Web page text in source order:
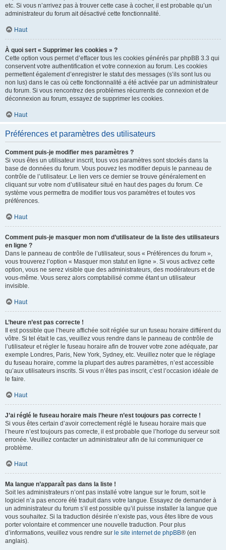
etc. Si vous n’arrivez pas à trouver cette case à cocher, il est probable qu’un
administrateur du forum ait désactivé cette fonctionnalité.
Haut
À quoi sert « Supprimer les cookies » ?
Cette option vous permet d’effacer tous les cookies générés par phpBB 3.3 qui
conservent votre authentification et votre connexion au forum. Les cookies
permettent également d’enregistrer le statut des messages (s’ils sont lus ou
non lus) dans le cas où cette fonctionnalité a été activée par un administrateur
du forum. Si vous rencontrez des problèmes récurrents de connexion et de
déconnexion au forum, essayez de supprimer les cookies.
Haut
Préférences et paramètres des utilisateurs
Comment puis-je modifier mes paramètres ?
Si vous êtes un utilisateur inscrit, tous vos paramètres sont stockés dans la
base de données du forum. Vous pouvez les modifier depuis le panneau de
contrôle de l’utilisateur. Le lien vers ce dernier se trouve généralement en
cliquant sur votre nom d’utilisateur situé en haut des pages du forum. Ce
système vous permettra de modifier tous vos paramètres et toutes vos
préférences.
Haut
Comment puis-je masquer mon nom d’utilisateur de la liste des utilisateurs
en ligne ?
Dans le panneau de contrôle de l’utilisateur, sous « Préférences du forum »,
vous trouverez l’option « Masquer mon statut en ligne ». Si vous activez cette
option, vous ne serez visible que des administrateurs, des modérateurs et de
vous-même. Vous serez alors comptabilisé comme étant un utilisateur
invisible.
Haut
L’heure n’est pas correcte !
Il est possible que l’heure affichée soit réglée sur un fuseau horaire différent du
vôtre. Si tel était le cas, veuillez vous rendre dans le panneau de contrôle de
l’utilisateur et régler le fuseau horaire afin de trouver votre zone adéquate, par
exemple Londres, Paris, New York, Sydney, etc. Veuillez noter que le réglage
du fuseau horaire, comme la plupart des autres paramètres, n’est accessible
qu’aux utilisateurs inscrits. Si vous n’êtes pas inscrit, c’est l’occasion idéale de
le faire.
Haut
J’ai réglé le fuseau horaire mais l’heure n’est toujours pas correcte !
Si vous êtes certain d’avoir correctement réglé le fuseau horaire mais que
l’heure n’est toujours pas correcte, il est probable que l’horloge du serveur soit
erronée. Veuillez contacter un administrateur afin de lui communiquer ce
problème.
Haut
Ma langue n’apparaît pas dans la liste !
Soit les administrateurs n’ont pas installé votre langue sur le forum, soit le
logiciel n’a pas encore été traduit dans votre langue. Essayez de demander à
un administrateur du forum s’il est possible qu’il puisse installer la langue que
vous souhaitez. Si la traduction désirée n’existe pas, vous êtes libre de vous
porter volontaire et commencer une nouvelle traduction. Pour plus
d’informations, veuillez vous rendre sur le site internet de phpBB® (en
anglais).